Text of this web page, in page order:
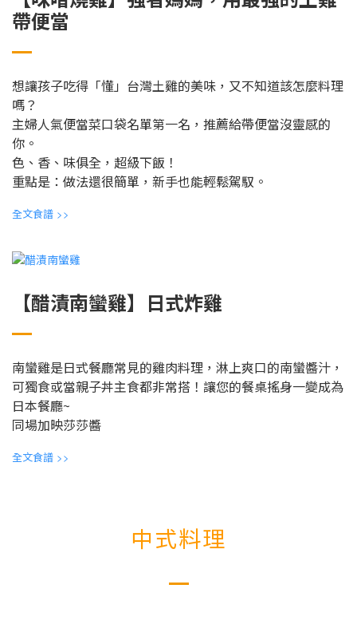
帶便當
想讓孩子吃得「懂」台灣土雞的美味，又不知道該怎麼料理
嗎？
主婦人氣便當菜口袋名單第一名，推薦給帶便當沒靈感的
你。
色、香、味俱全，超級下飯！
重點是：做法還很簡單，新手也能輕鬆駕馭。
全文食譜 >>
【醋漬南蠻雞】日式炸雞
南蠻雞是日式餐廳常見的雞肉料理，淋上爽口的南蠻醬汁，
可獨食或當親子丼主食都非常搭！讓您的餐桌搖身一變成為
日本餐廳~
同場加映莎莎醬
全文食譜 >>
中式料理